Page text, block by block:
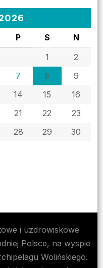
P S
N
1
2
7 8
9
14 15
16
21 22
23
28 29
30
i uzdrowiskowe
Polsce, na wyspie
Wolińskiego.